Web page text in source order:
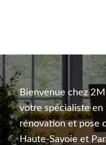
Bienvenue chez
votre spécialiste en
rénovation et pose
Haute-Savoie et